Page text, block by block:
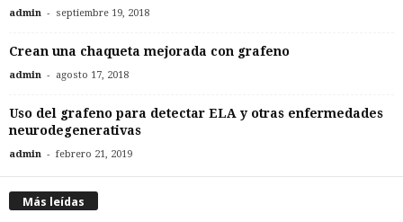
admin - septiembre 19, 2018
Crean una chaqueta mejorada con grafeno
admin - agosto 17, 2018
Uso del grafeno para detectar ELA y otras enfermedades
neurodegenerativas
admin - febrero 21, 2019
Más leídas